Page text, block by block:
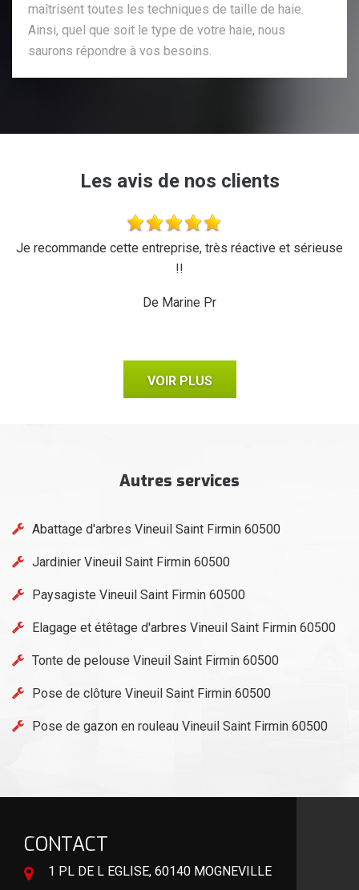
maîtrisent toutes les techniques de taille de haie.
Ainsi, quel que soit le type de votre haie, nous
saurons répondre à vos besoins.
Les avis de nos clients
Je recommande cette entreprise, très réactive et sérieuse
!!
De Marine Pr
VOIR PLUS
Autres services
Abattage d'arbres Vineuil Saint Firmin 60500
Jardinier Vineuil Saint Firmin 60500
Paysagiste Vineuil Saint Firmin 60500
Elagage et étêtage d'arbres Vineuil Saint Firmin 60500
Tonte de pelouse Vineuil Saint Firmin 60500
Pose de clôture Vineuil Saint Firmin 60500
Pose de gazon en rouleau Vineuil Saint Firmin 60500
CONTACT
1 PL DE L EGLISE, 60140 MOGNEVILLE